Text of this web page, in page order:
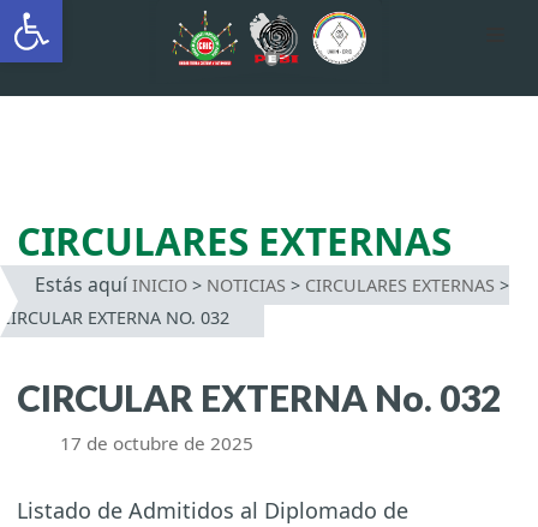
Saltar
al
INTERCULTURAL
CIRCULARES EXTERNAS
Estás aquí INICIO> NOTICIAS > CIRCULARES EXTERNAS >
CIRCULAR EXTERNA NO. 032
CIRCULAR EXTERNA No. 032
17 de octubre de 2025
Listado de Admitidos al Diplomado de